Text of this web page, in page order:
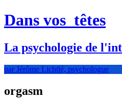
Dans vos têtes
La psychologie de
par Jérôme Lichtlé, psychologue
orgasm